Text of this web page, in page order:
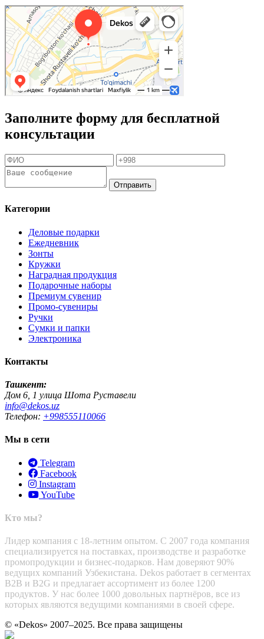
Заполните форму для бесплатной
консультации
Отправить
Категории
Деловые подарки
Ежедневник
Зонты
Кружки
Наградная продукция
Подарочные наборы
Премиум сувенир
Промо-сувениры
Ручки
Сумки и папки
Электроника
Контакты
Ташкент:
Дом 6, 1 улица Шота Руставели
info@dekos.uz
Телефон: +998555110066
Мы в сети
Telegram
Facebook
Instagram
YouTube
Кто мы?
Лидер компания с 18-летним опытом. С 2007 года компания
специализируется на поставках, производстве и разработке
промопродукции и бизнес-подарков. Нам доверяют 90%
ведущих компаний Узбекистана. Dekos работает в сегментах
B2B и B2G и предлагает ассортимент из более 1200
продуктов. У нас более 1000 довольных партнёров, все из
которых являются ведущими компаниями в своей сфере.
© «Dekos» 2007–2025. Все права защищены